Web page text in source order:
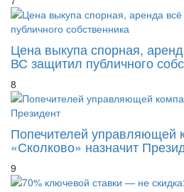
Цена выкупа спорная,
ВС защитил публичного
8
Попечителей управляющей
«Сколково» назначит
9